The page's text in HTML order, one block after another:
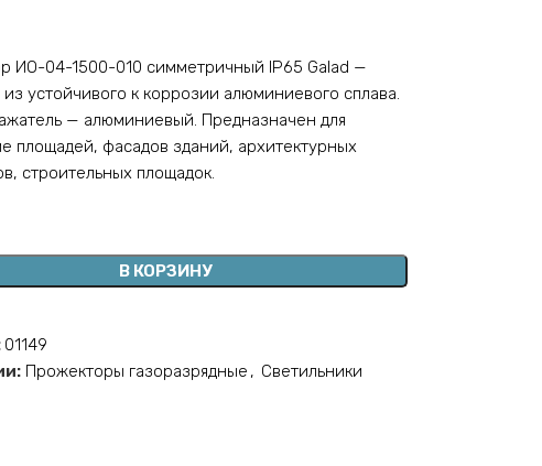
ИО-04-1500-010 симметричный IP65 Galad —
устойчивого к коррозии алюминиевого сплава.
— алюминиевый. Предназначен для
площадей, фасадов зданий, архитектурных
строительных площадок.
В КОРЗИНУ
01149
Прожекторы газоразрядные , Светильники